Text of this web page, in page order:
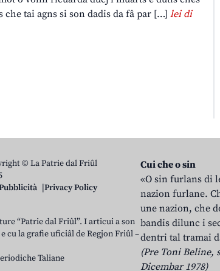
che tai agns si son dadis da fâ par […] lei di
© La Patrie dal Friûl
Privacy Policy
“Patrie dal Friûl”. I articui a son
cu la grafie uficiâl de Regjon Friûl –
Taliane
Cui che o sin
«O sin furlans di
nazion furlane.
une nazion, che
bandis dilunc i
dentri tal tramai
(Pre Toni Beline,
Dicembar 1978)